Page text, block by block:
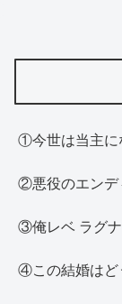
①今世は当主に
②悪役のエンデ
③俺レベ ラグナ
④この結婚はど